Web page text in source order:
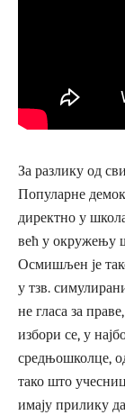
За разлику од
Популарне
директно у
већ у окружењу
Осмишљен је
у тзв.
не гласа за
избори се, у
средњошколце,
тако што
имају прилику